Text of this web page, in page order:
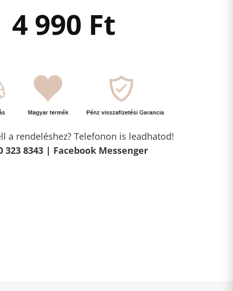
4 990 Ft
a rendeléshez? Telefonon is leadhatod!
323 8343 | Facebook Messenger